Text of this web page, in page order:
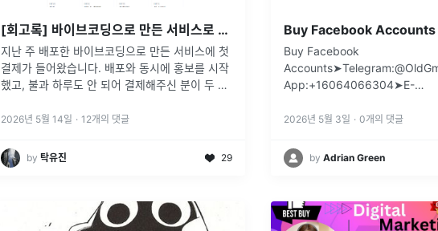
[회고록] 바이브코딩으로 만든 서비스로 첫 수익을 만들었습니다 — 1편: 이벤트 트래킹
지난 주 배포한 바이브코딩으로 만든 서비스에 첫
결제가 들어왔습니다. 배포와 동시에 홍보를 시작
했고, 불과 하루도 안 되어 결제해주신 분이 두 명
이터 안에 자세히 잡히지 않았습니다😭이벤트 태
2026년 5월 14일 · 12개의 댓글
by 탁유진 29
Buy Facebook
App:+16064066304➤E-
mailusa.com/product/buy-
2026년 5월 3일 · 0개의 댓글
by Adrian Green